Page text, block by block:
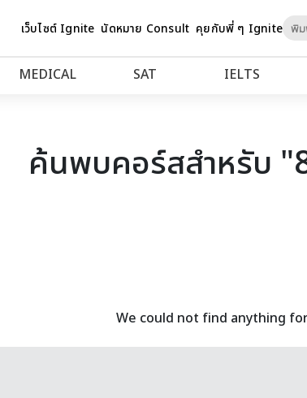
เว็บไซต์ Ignite นัดหมาย Consult คุยกับพี่ ๆ Igniteto
MEDICAL SAT IELTS
ค้นพบคอร์สสำหรับ
We could not find anything